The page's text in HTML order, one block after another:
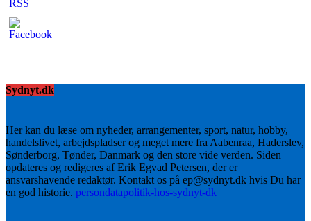
Sydnyt.dk
Her kan du læse om nyheder, arrangementer, sport, natur, hobby,
handelslivet, arbejdspladser og meget mere fra Aabenraa, Haderslev,
Sønderborg, Tønder, Danmark og den store vide verden. Siden
opdateres og redigeres af Erik Egvad Petersen, der er
ansvarshavende redaktør. Kontakt os på ep@sydnyt.dk hvis Du har
en god historie. persondatapolitik-hos-sydnyt-dk